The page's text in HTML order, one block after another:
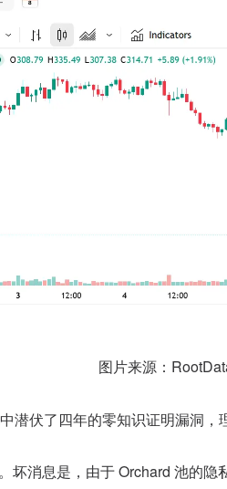
图片来源：
潜伏了四年的零知识证明漏洞，
坏消息是，由于 Orchard 池的